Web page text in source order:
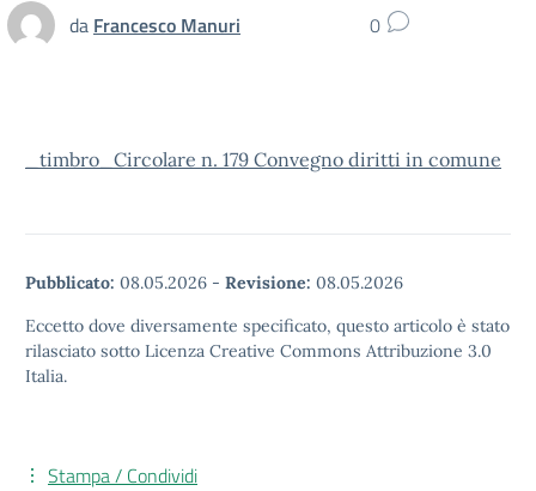
da Francesco Manuri 0
_timbro_Circolare n. 179 Convegno diritti in comune
Pubblicato: 08.05.2026 - Revisione: 08.05.2026
Eccetto dove diversamente specificato, questo articolo è stato
rilasciato sotto Licenza Creative Commons Attribuzione 3.0
Italia.
Stampa / Condividi